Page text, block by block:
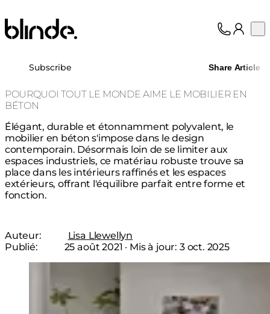
Blinde Design
À propos
Assistance
Subscribe Share Article
POURQUOI TOUT LE MONDE AIME LE MOBILIER EN
BÉTON
Élégant, durable et étonnamment polyvalent, le
mobilier en béton s'impose dans le design
contemporain. Désormais loin de se limiter aux
espaces industriels, ce matériau robuste trouve sa
place dans les intérieurs raffinés et les espaces
extérieurs, offrant l'équilibre parfait entre forme et
fonction.
Auteur:
Lisa Llewellyn
Publié:
25 août 2021 · Mis à jour: 3 oct. 2025